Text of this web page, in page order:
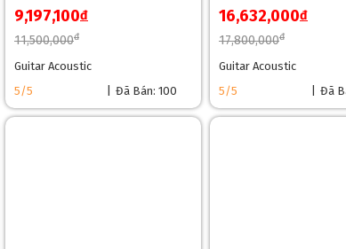
loại gỗ thuộc top 1A trong các loại gỗ làm đàn, cho âm
và mahogany
9,197,100đ
11,500,000đ
Guitar Acoustic
5/5
Đã Bán: 100
16,632,000đ
17,800,000đ
Guitar Acoustic
5/5
Đã